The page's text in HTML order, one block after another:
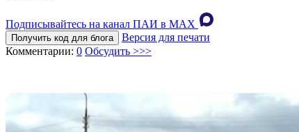
Подписывайтесь на канал ПАИ в MAХ
Получить код для блога
Версия для печати
Комментарии: 0 Обсудить >>>